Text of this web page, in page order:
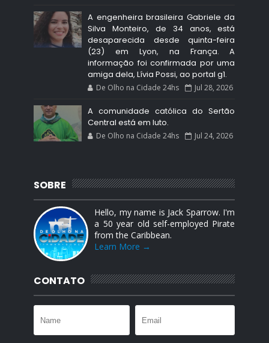
A engenheira brasileira Gabriele da
Silva Monteiro, de 34 anos, está
desaparecida desde quinta-feira
(23) em Lyon, na França. A
informação foi confirmada por uma
amiga dela, Lívia Possi, ao portal g1.
De Olho na Cidade 24hs Jul 28, 2026
A comunidade católica do Sertão
Central está em luto.
De Olho na Cidade 24hs Jul 24, 2026
SOBRE
Hello, my name is Jack Sparrow. I'm
a 50 year old self-employed Pirate
from the Caribbean.
Learn More →
CONTATO